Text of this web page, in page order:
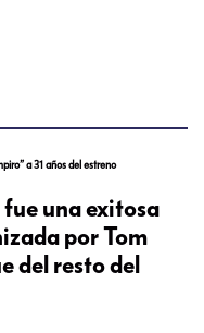
a 31 años del estreno
una exitosa
por Tom
del resto del